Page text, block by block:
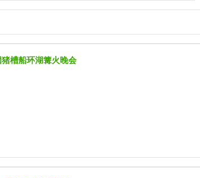
槽船环湖篝火晚会